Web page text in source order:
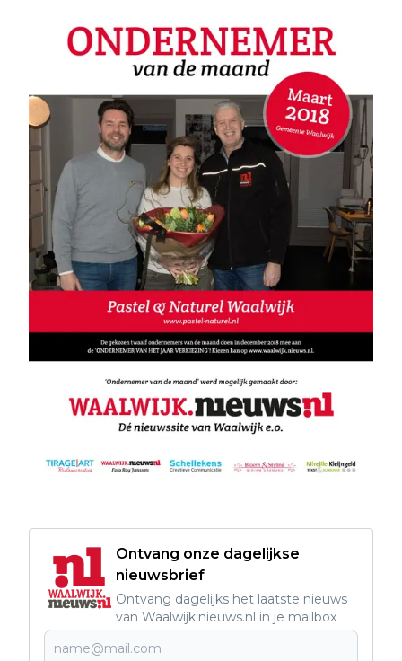
Ontvang onze dagelijkse
nieuwsbrief
Ontvang dagelijks het laatste nieuws
van Waalwijk.nieuws.nl in je mailbox